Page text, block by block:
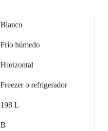
Blanco
Frío húmedo
Horizontal
Freezer o refrigerador
198 L
B